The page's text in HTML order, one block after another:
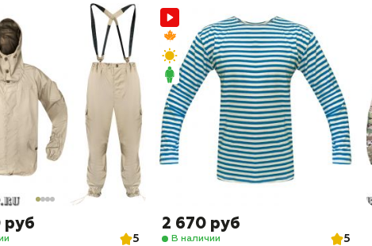
руб
5
2 670 руб
В наличии
5